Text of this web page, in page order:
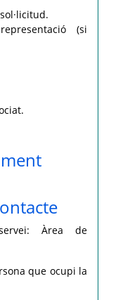
(si
Àrea de
que ocupi la